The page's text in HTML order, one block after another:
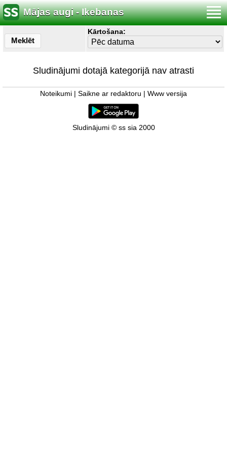
Mājas augi - Ikebanas
Meklēt
Kārtošana:
Sludinājumi dotajā kategorijā nav atrasti
Noteikumi Saikne ar redaktoru Www versija
Sludinājumi © ss sia 2000